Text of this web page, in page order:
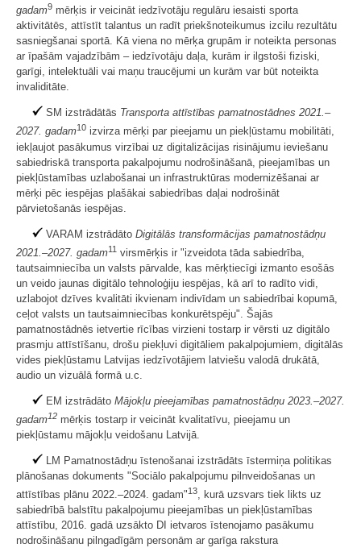
gadam9 mērķis ir veicināt iedzīvotāju regulāru iesaisti sporta
aktivitātēs, attīstīt talantus un radīt priekšnoteikumus izcilu rezultātu
sasniegšanai sportā. Kā viena no mērķa grupām ir noteikta personas
ar īpašām vajadzībām – iedzīvotāju daļa, kurām ir ilgstoši fiziski,
garīgi, intelektuāli vai maņu traucējumi un kurām var būt noteikta
invaliditāte.
SM izstrādātās Transporta attīstības pamatnostādnes 2021.–
2027. gadam10 izvirza mērķi par pieejamu un piekļūstamu mobilitāti,
iekļaujot pasākumus virzībai uz digitalizācijas risinājumu ieviešanu
sabiedriskā transporta pakalpojumu nodrošināšanā, pieejamības un
piekļūstamības uzlabošanai un infrastruktūras modernizēšanai ar
mērķi pēc iespējas plašākai sabiedrības daļai nodrošināt
pārvietošanās iespējas.
VARAM izstrādāto Digitālās transformācijas pamatnostādņu
2021.–2027. gadam11 virsmērķis ir "izveidota tāda sabiedrība,
tautsaimniecība un valsts pārvalde, kas mērķtiecīgi izmanto esošās
un veido jaunas digitālo tehnoloģiju iespējas, kā arī to radīto vidi,
uzlabojot dzīves kvalitāti ikvienam indivīdam un sabiedrībai kopumā,
ceļot valsts un tautsaimniecības konkurētspēju". Šajās
pamatnostādnēs ietvertie rīcības virzieni tostarp ir vērsti uz digitālo
prasmju attīstīšanu, drošu piekļuvi digitāliem pakalpojumiem, digitālās
vides piekļūstamu Latvijas iedzīvotājiem latviešu valodā drukātā,
audio un vizuālā formā u.c.
EM izstrādāto Mājokļu pieejamības pamatnostādņu 2023.–2027.
gadam12 mērķis tostarp ir veicināt kvalitatīvu, pieejamu un
piekļūstamu mājokļu veidošanu Latvijā.
LM Pamatnostādņu īstenošanai izstrādāts īstermiņa politikas
plānošanas dokuments "Sociālo pakalpojumu pilnveidošanas un
attīstības plānu 2022.–2024. gadam"13, kurā uzsvars tiek likts uz
sabiedrībā balstītu pakalpojumu pieejamības un piekļūstamības
attīstību, 2016. gadā uzsākto DI ietvaros īstenojamo pasākumu
nodrošināšanu pilngadīgām personām ar garīga rakstura